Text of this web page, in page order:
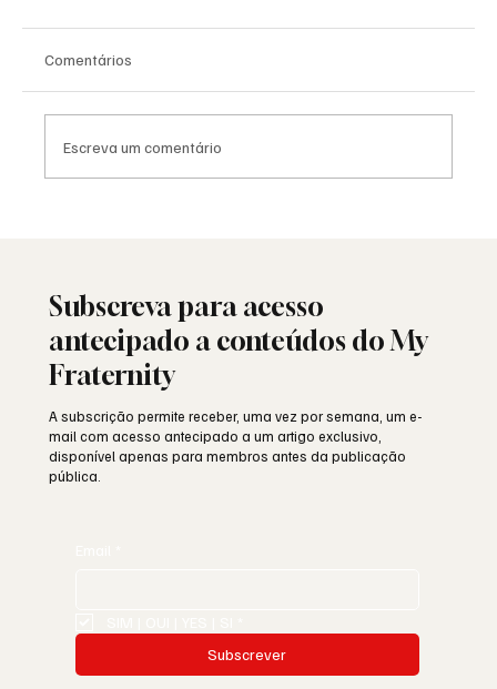
Comentários
Escreva um comentário
Subscreva para acesso
antecipado a conteúdos do My
Fraternity
A subscrição permite receber, uma vez por semana, um e-
mail com acesso antecipado a um artigo exclusivo,
disponível apenas para membros antes da publicação
pública.
Subscrever